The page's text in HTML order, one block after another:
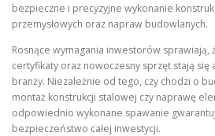
bezpieczne i precyzyjne wykonanie
przemysłowych oraz napraw budowlanych.
Rosnące wymagania inwestorów sprawiają,
certyfikaty oraz nowoczesny sprzęt stają
branży. Niezależnie od tego, czy chodzi o
montaż konstrukcji stalowej czy naprawę
odpowiednio wykonane spawanie
bezpieczeństwo całej inwestycji.